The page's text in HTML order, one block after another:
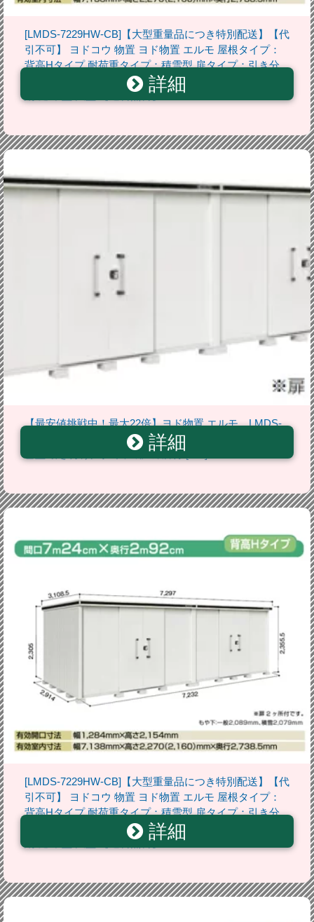
[LMDS-7229HW-CB]【大型重量品につき特別配送】【代
引不可】 ヨドコウ 物置 ヨド物置 エルモ 屋根タイプ：
背高Hタイプ 耐荷重タイプ：積雪型 扉タイプ：引き分
け戸(扉2ヶ所付） カシミヤベージュ 屋外 収納庫 屋外収
納 庭 中型 大型 【送料無料】
詳細
【最安値挑戦中！最大22倍】ヨド物置 エルモ LMDS-
7229HW 間口7m24cm ×奥行2m92cm 背高Hタイプ 積
雪型 引き分け戸タイプ 扉2カ所付 [♪▲]
詳細
[LMDS-7229HW-CB]【大型重量品につき特別配送】【代
引不可】 ヨドコウ 物置 ヨド物置 エルモ 屋根タイプ：
背高Hタイプ 耐荷重タイプ：積雪型 扉タイプ：引き分
け戸(扉2ヶ所付） カシミヤベージュ 屋外 収納庫 屋外収
納 庭 中型 大型 【送料無料】
詳細